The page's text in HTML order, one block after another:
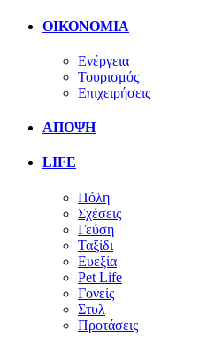
ΟΙΚΟΝΟΜΙΑ
Ενέργεια
Τουρισμός
Επιχειρήσεις
ΑΠΟΨΗ
LIFE
Πόλη
Σχέσεις
Γεύση
Ταξίδι
Ευεξία
Pet Life
Γονείς
Στυλ
Προτάσεις